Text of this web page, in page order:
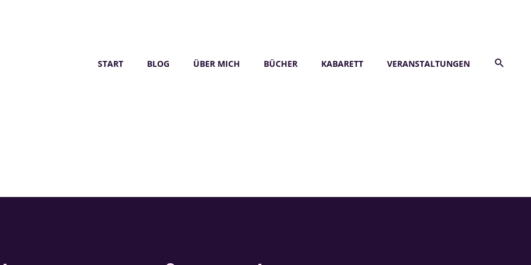
START BLOG ÜBER MICH BÜCHER KABARETT VERANSTALTUNGEN